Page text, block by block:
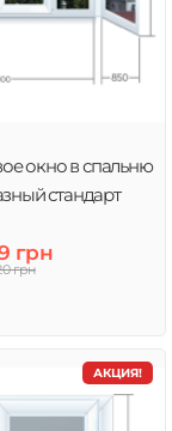
окно в спальню
стандарт
грн
грн
АКЦИЯ!